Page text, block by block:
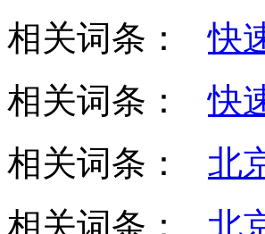
相关词条：快
相关词条：快
相关词条： 北
相关词条： 北